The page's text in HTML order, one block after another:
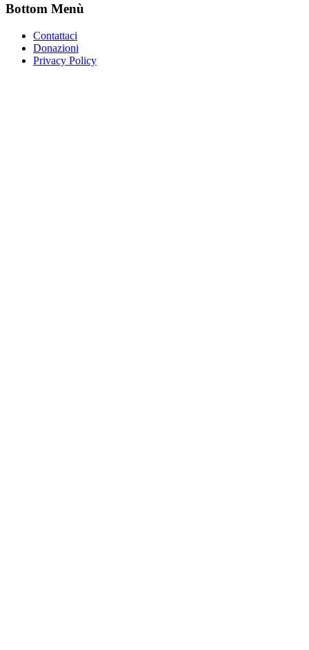
Bottom Menù
Contattaci
Donazioni
Privacy Policy